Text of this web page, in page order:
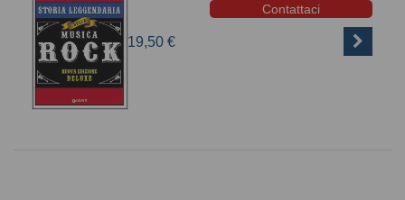
Contattaci
19,50 €